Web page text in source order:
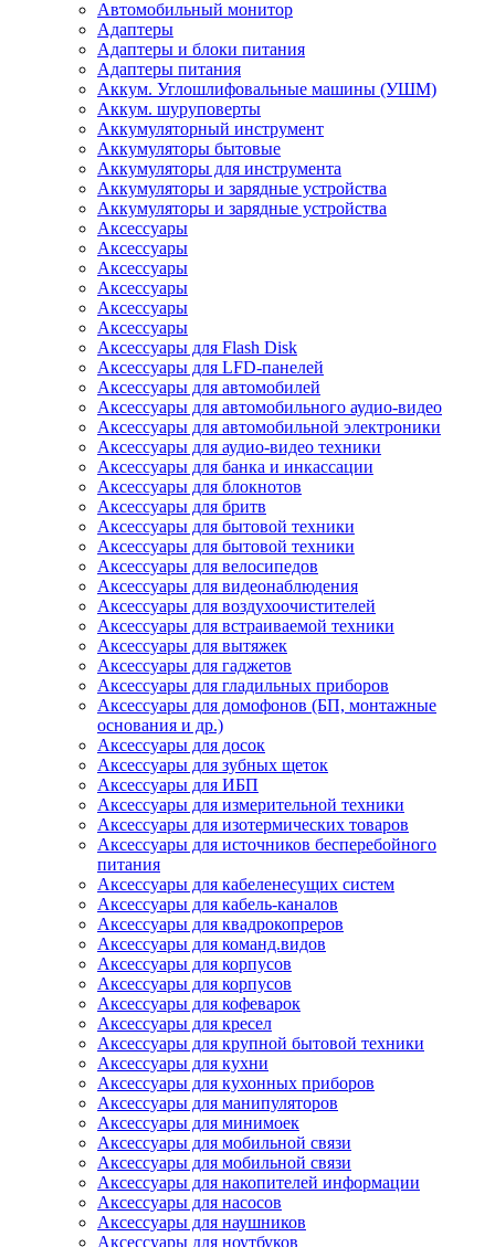
Автомобильный монитор
Адаптеры
Адаптеры и блоки питания
Адаптеры питания
Аккум. Углошлифовальные машины (УШМ)
Аккум. шуруповерты
Аккумуляторный инструмент
Аккумуляторы бытовые
Аккумуляторы для инструмента
Аккумуляторы и зарядные устройства
Аккумуляторы и зарядные устройства
Аксессуары
Аксессуары
Аксессуары
Аксессуары
Аксессуары
Аксессуары
Аксессуары для Flash Disk
Аксессуары для LFD-панелей
Аксессуары для автомобилей
Аксессуары для автомобильного аудио-видео
Аксессуары для автомобильной электроники
Аксессуары для аудио-видео техники
Аксессуары для банка и инкассации
Аксессуары для блокнотов
Аксессуары для бритв
Аксессуары для бытовой техники
Аксессуары для бытовой техники
Аксессуары для велосипедов
Аксессуары для видеонаблюдения
Аксессуары для воздухоочистителей
Аксессуары для встраиваемой техники
Аксессуары для вытяжек
Аксессуары для гаджетов
Аксессуары для гладильных приборов
Аксессуары для домофонов (БП, монтажные
основания и др.)
Аксессуары для досок
Аксессуары для зубных щеток
Аксессуары для ИБП
Аксессуары для измерительной техники
Аксессуары для изотермических товаров
Аксессуары для источников бесперебойного
питания
Аксессуары для кабеленесущих систем
Аксессуары для кабель-каналов
Аксессуары для квадрокопреров
Аксессуары для команд.видов
Аксессуары для корпусов
Аксессуары для корпусов
Аксессуары для кофеварок
Аксессуары для кресел
Аксессуары для крупной бытовой техники
Аксессуары для кухни
Аксессуары для кухонных приборов
Аксессуары для манипуляторов
Аксессуары для минимоек
Аксессуары для мобильной связи
Аксессуары для мобильной связи
Аксессуары для накопителей информации
Аксессуары для насосов
Аксессуары для наушников
Аксессуары для ноутбуков